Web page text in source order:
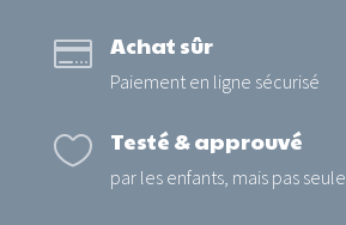
 Achat sûr
Paiement en ligne sécurisé
 Testé & approuvé
par les enfants, mais pas